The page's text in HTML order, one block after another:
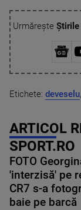
Urmărește Știrile
Etichete: deveselu,
ARTICOL
SPORT.RO
FOTO
'interzisă' pe
CR7 s-a
baie pe barcă